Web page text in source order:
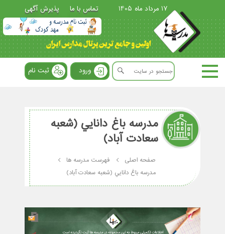
17 مرداد ماه 1405 تماس با ما پذیرش آگهی
ورود ثبت نام
مدرسه باغ دانايي (شعبه
سعادت آباد)
صفحه اصلی
فهرست مدرسه ها
مدرسه باغ دانايي (شعبه سعادت آباد)